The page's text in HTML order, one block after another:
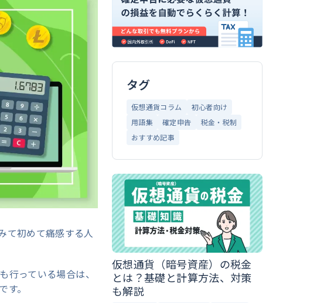
て初めて痛感する人
っている場合は、
。
タグ
仮想通貨コラム
初心者向け
用語集
確定申告
税金・税制
おすすめ記事
仮想通貨（暗号資産）の税金
とは？基礎と計算方法、対策
も解説